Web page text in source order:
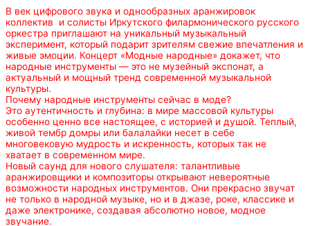
В век цифрового звука и однообразных аранжировок
коллектив и солисты Иркутского филармонического русского
оркестра приглашают на уникальный музыкальный
эксперимент, который подарит зрителям свежие впечатления и
живые эмоции. Концерт «Модные народные» докажет, что
народные инструменты — это не музейный экспонат, а
актуальный и мощный тренд современной музыкальной
культуры.
Почему народные инструменты сейчас в моде?
Это аутентичность и глубина: в мире массовой культуры
особенно ценно все настоящее, с историей и душой. Теплый,
живой тембр домры или балалайки несет в себе
многовековую мудрость и искренность, которых так не
хватает в современном мире.
Новый саунд для нового слушателя: талантливые
аранжировщики и композиторы открывают невероятные
возможности народных инструментов. Они прекрасно звучат
не только в народной музыке, но и в джазе, роке, классике и
даже электронике, создавая абсолютно новое, модное
звучание.